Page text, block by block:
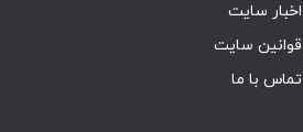
اخبار سایت
قوانین سایت
تماس با ما